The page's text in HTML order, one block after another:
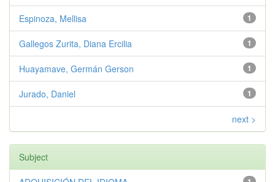
1
Espinoza, Mellisa
1
Gallegos Zurita, Diana Ercilia
1
Huayamave, Germán Gerson
1
Jurado, Daniel
next >
Subject